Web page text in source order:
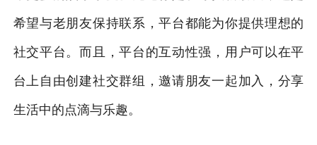
希望与老朋友保持联系，平台都能为你提供理想的
社交平台。而且，平台的互动性强，用户可以在平
台上自由创建社交群组，邀请朋友一起加入，分享
生活中的点滴与乐趣。